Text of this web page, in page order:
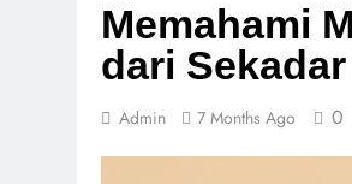
Memahami
dari
Admin 7 Months Ago 0